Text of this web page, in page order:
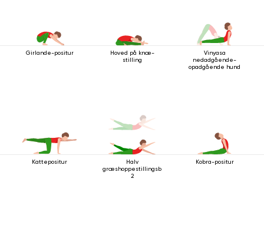
Girlande-positur
Hoved på knæ-
stilling
Vinyasa
nedadgående-
opadgående hund
Kattepositur
Halv
græshoppestillingsbevægelse
2
Kobra-positur